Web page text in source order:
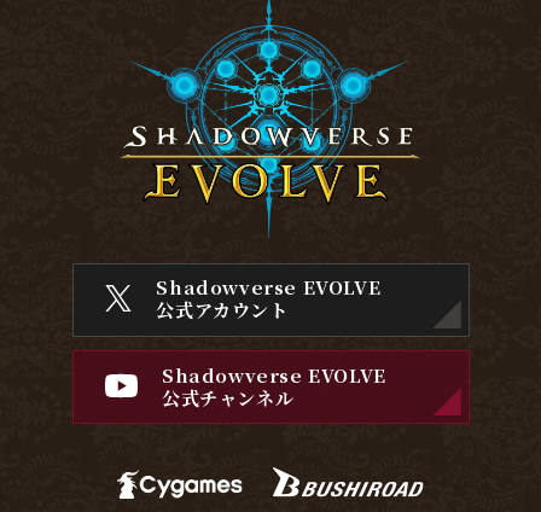
Shadowverse EVOLVE
公式アカウント
Shadowverse EVOLVE
公式チャンネル